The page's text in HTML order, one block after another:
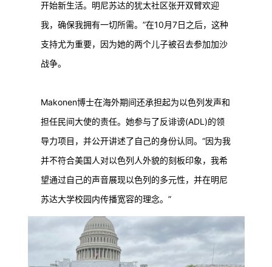
开始新生活。明尼苏达的犹太社区张开双臂欢迎
我，确保我拥有一切所需。”在10月7日之后，这种
支持尤为重要，因为她的两个儿子被召去参加加沙
战争。
Makonen博士在海外期间还承担起为以色列发声和
担任民间大使的责任。她参与了反诽谤(ADL)的领
导力项目，并公开讲述了自己的身份认同。“因为我
并不符合美国人对以色列人外貌的刻板印象，我希
望通过自己的声音展现以色列的多元性，并在明尼
苏达大学校园内传播宽容的理念。”